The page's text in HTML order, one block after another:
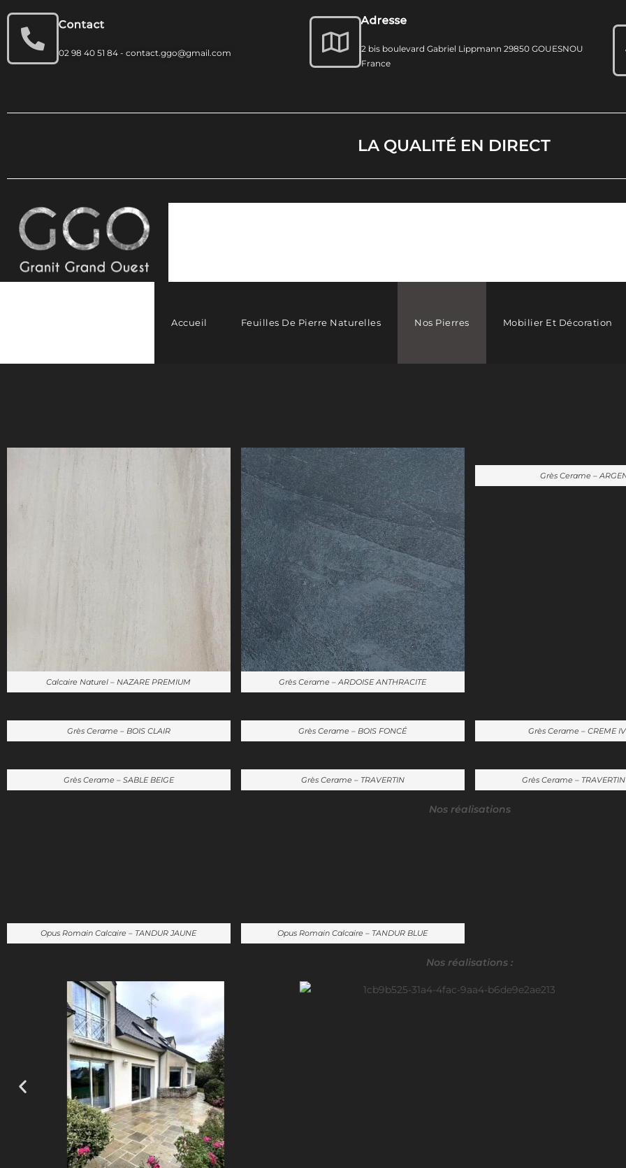
Contact
02 98 40 51 84 - contact.ggo@gmail.com
Adresse
2 bis boulevard Gabriel Lippmann 29850 GOUESNOU
France
LA QUALITÉ EN DIRECT
Accueil Feuilles De Pierre Naturelles Nos Pierres Mobilier Et Décoration
Calcaire Naturel – NAZARE PREMIUM Grès Cerame – ARDOISE ANTHRACITE
Grès Cerame –
Grès Cerame – BOIS CLAIR Grès Cerame – BOIS FONCÉ Grès Cerame – CREME
Grès Cerame – SABLE BEIGE Grès Cerame – TRAVERTIN Grès Cerame –
Nos réalisations
Opus Romain Calcaire – TANDUR JAUNE Opus Romain Calcaire – TANDUR BLUE
Nos réalisations :